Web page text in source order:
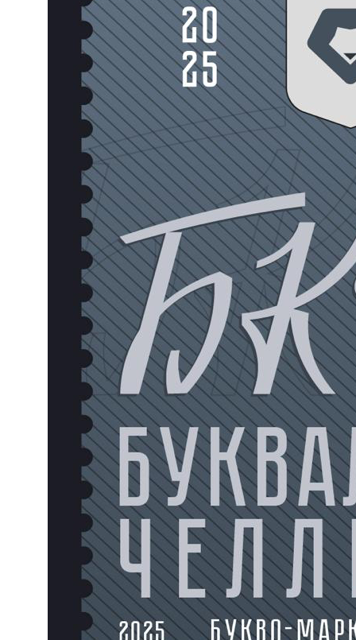
Дизайнер Никита Леонов
237 подписчиков
подписаться в телеграм
Давайте обсудим
ваш проект
Оставляйте заявку даже если у
вас нет технического задания
[ оставить заявку ]
скачать презентацию